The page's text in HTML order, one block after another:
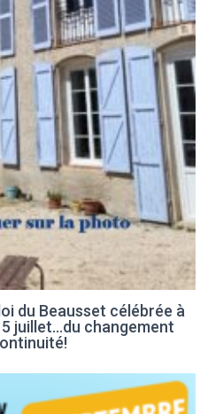
du Beausset célébrée à
juillet…du changement